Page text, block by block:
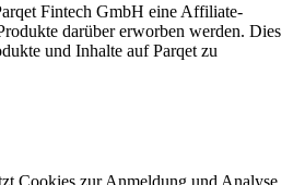
Fintech GmbH eine Affiliate-
darüber erworben werden. Dies
und Inhalte auf Parqet zu
Cookies zur Anmeldung und Analyse.